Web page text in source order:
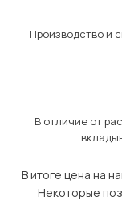
Производство и
В отличие от
В итоге цена на
Некоторые